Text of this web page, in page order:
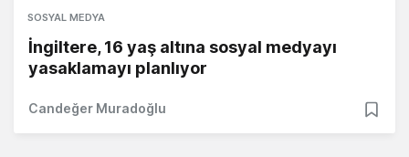
SOSYAL MEDYA
İngiltere, 16 yaş altına sosyal medyayı
yasaklamayı planlıyor
Candeğer Muradoğlu